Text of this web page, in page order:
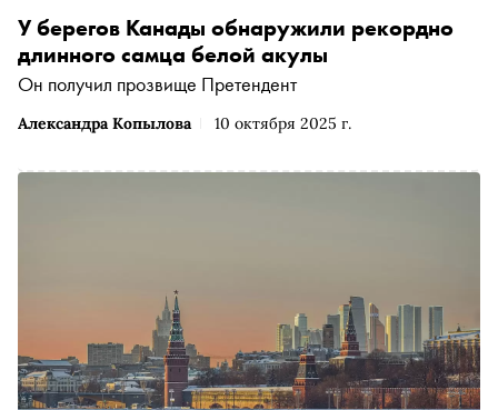
Александра Копылова 10 октября 2025 г.
У берегов Канады обнаружили рекордно
длинного самца белой акулы
Он получил прозвище Претендент